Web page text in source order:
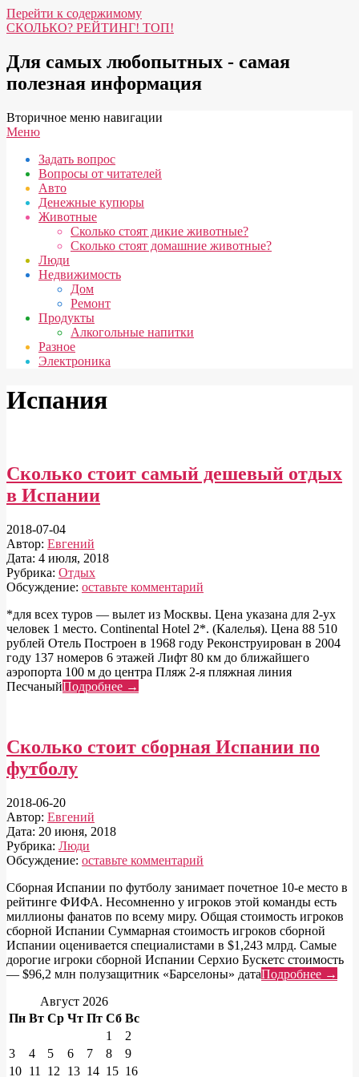
Перейти к содержимому
СКОЛЬКО? РЕЙТИНГ! ТОП!
Для самых любопытных - самая
полезная информация
Вторичное меню навигации
Меню
Задать вопрос
Вопросы от читателей
Авто
Денежные купюры
Животные
Сколько стоят дикие животные?
Сколько стоят домашние животные?
Люди
Недвижимость
Дом
Ремонт
Продукты
Алкогольные напитки
Разное
Электроника
Испания
Сколько стоит самый дешевый отдых
в Испании
2018-07-04
Автор: Евгений
Дата: 4 июля, 2018
Рубрика: Отдых
Обсуждение: оставьте комментарий
*для всех туров — вылет из Москвы. Цена указана для 2-ух
человек 1 место. Continental Hotel 2*. (Калелья). Цена 88 510
рублей Отель Построен в 1968 году Реконструирован в 2004
году 137 номеров 6 этажей Лифт 80 км до ближайшего
аэропорта 100 м до центра Пляж 2-я пляжная линия
ПесчаныйПодробнее →
Сколько стоит сборная Испании по
футболу
2018-06-20
Автор: Евгений
Дата: 20 июня, 2018
Рубрика: Люди
Обсуждение: оставьте комментарий
Сборная Испании по футболу занимает почетное 10-е место в
рейтинге ФИФА. Несомненно у игроков этой команды есть
миллионы фанатов по всему миру. Общая стоимость игроков
сборной Испании Суммарная стоимость игроков сборной
Испании оценивается специалистами в $1,243 млрд. Самые
дорогие игроки сборной Испании Серхио Бускетс стоимость
— $96,2 млн полузащитник «Барселоны» датаПодробнее →
Август 2026
Пн Вт Ср Чт Пт Сб Вс
1
2
3
4 5 6 7 8
9
10 11 12 13 14 15 16